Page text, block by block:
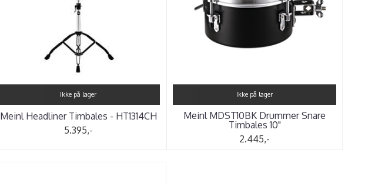
Ikke på lager
Meinl Headliner Timbales - HT1314CH
5.395,-
Ikke på lager
Meinl MDST10BK Drummer Snare
Timbales 10"
2.445,-